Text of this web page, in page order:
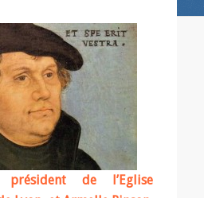
président de l’Eglise